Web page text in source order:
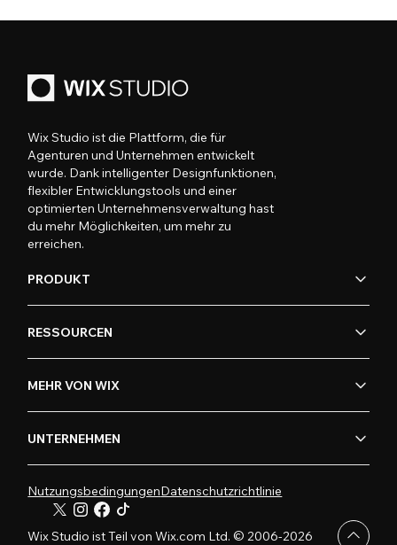
Wix Studio ist die Plattform, die für
Agenturen und Unternehmen entwickelt
wurde. Dank intelligenter Designfunktionen,
flexibler Entwicklungstools und einer
optimierten Unternehmensverwaltung hast
du mehr Möglichkeiten, um mehr zu
erreichen.
PRODUKT
RESSOURCEN
MEHR VON WIX
UNTERNEHMEN
NutzungsbedingungenDatenschutzrichtlinie
Wix Studio ist Teil von Wix.com Ltd. © 2006-2026